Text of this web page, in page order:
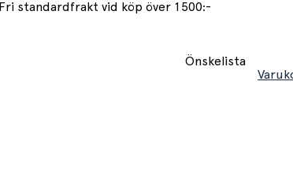
Fri standardfrakt vid köp över 1500:-
Önskelista